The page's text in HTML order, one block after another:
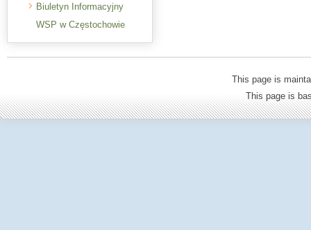
Biuletyn Informacyjny
WSP w Częstochowie
This page is
This page is